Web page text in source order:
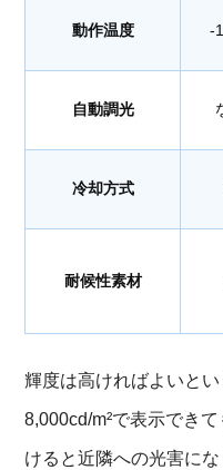
動作温度 -
自動調光
冷却方式
耐候性素材
輝度は高ければよいと
8,000cd/m²で表示でき
けると近隣への光害に